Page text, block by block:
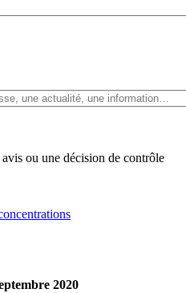
ou une décision de contrôle
2020